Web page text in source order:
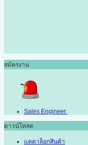
สมัครงาน
Sales Engineer
ดาวน์โหลด
แคตาล็อกสินค้า